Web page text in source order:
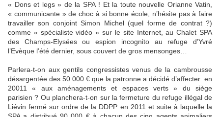
« Dons et legs » de la SPA ! Et la toute nouvelle Orianne Vatin,
« communicante » de choc à si bonne école, n’hésite pas à faire
travailler son conjoint Simon Michel (quel forme de contrat ?)
comme « spécialiste vidéo » sur le site Internet, au Chalet SPA
des Champs-Elysées ou espion incognito au refuge d’Yvré
l’Evèque l’été dernier, sous couvert de gros mensonges…
Parlera-t-on aux gentils congressistes venus de la cambrousse
désargentée des 50 000 € que la patronne a décidé d’affecter en
20011 « aux aménagements et espaces verts » du siège
parisien ? Ou planchera-t-on sur la fermeture du refuge illégal de
Liévin fermé sur ordre de la DDPP en 2011 et suite à laquelle la